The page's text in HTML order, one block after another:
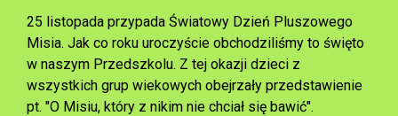
25 listopada przypada Światowy Dzień Pluszowego
Misia. Jak co roku uroczyście obchodziliśmy to święto
w naszym Przedszkolu. Z tej okazji dzieci z
wszystkich grup wiekowych obejrzały przedstawienie
pt. "O Misiu, który z nikim nie chciał się bawić".